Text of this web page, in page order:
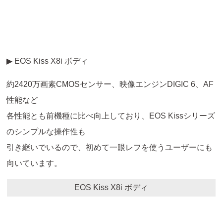
▶ EOS Kiss X8i ボディ
約2420万画素CMOSセンサー、映像エンジンDIGIC 6、AF
性能など
各性能とも前機種に比べ向上しており、EOS Kissシリーズ
のシンプルな操作性も
引き継いでいるので、初めて一眼レフを使うユーザーにも
向いています。
EOS Kiss X8i ボディ